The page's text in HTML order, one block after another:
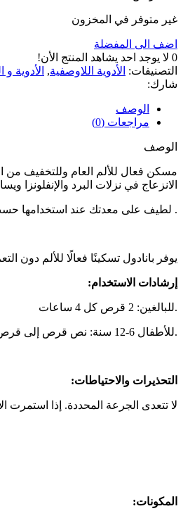
غير متوفر في المخزون
اضف الى المفضلة
0 لا يوجد احد يشاهد المنتج الأن!
التصنيفات: الأدوية اللاوصفية, الأدوية و
شارك:
الوصف
مراجعات (0)
الوصف
مسكن فعال للألم العام وللتخفيف من
الانزعاج في نزلات البرد
. لطيف على معدتك عند استخدامها
يوفر بانادول تسكينًا فعالًا للألم
إرشادات الاستخدام:
.للبالغين: 2 قرص كل 4 ساعات
.للأطفال 6-12 سنة: نص قرص إلى قرص كل 4 ساعات حين الحاجة
التحذيرات والاحتياطات:
لا تتعدى الجرعة المحددة. إذا استمرت الاعراض استشير طبيبك. لا تعط للأطفال لمدة 3
المكونات: